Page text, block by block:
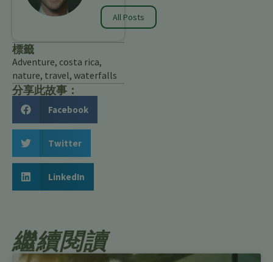
All Posts
標籤
Adventure, costa rica,
nature, travel, waterfalls
分享此故事：
Facebook
Twitter
LinkedIn
繼續閱讀